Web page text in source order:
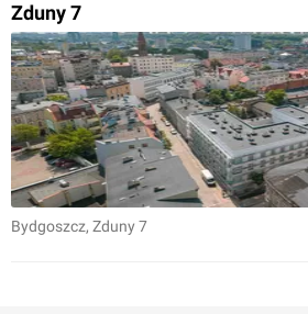
Zduny 7
Bydgoszcz, Zduny 7